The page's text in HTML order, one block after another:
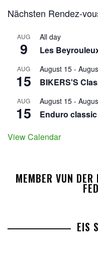
Nächsten Rendez-
AUG
9
All day
Les
AUG
15
August 15 -
BIKERS'S
AUG
15
August 15 -
Enduro
View Calendar
MEMBER VUN DER
EIS